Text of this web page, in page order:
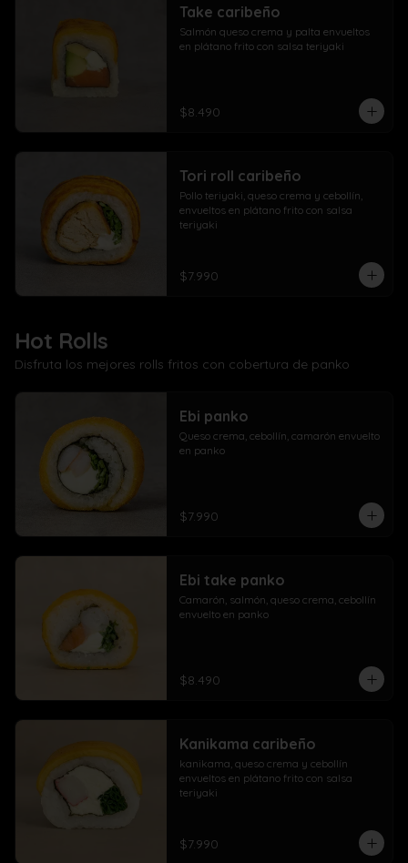
Take caribeño
Salmón queso crema y palta envueltos
en plátano frito con salsa teriyaki
$8.490
Tori roll caribeño
Pollo teriyaki, queso crema y cebollín,
envueltos en plátano frito con salsa
teriyaki
$7.990
Hot Rolls
Disfruta los mejores rolls fritos con cobertura de panko
Ebi panko
Queso crema, cebollín, camarón envuelto
en panko
$7.990
Ebi take panko
Camarón, salmón, queso crema, cebollín
envuelto en panko
$8.490
Kanikama caribeño
kanikama, queso crema y cebollín
envueltos en plátano frito con salsa
teriyaki
$7.990